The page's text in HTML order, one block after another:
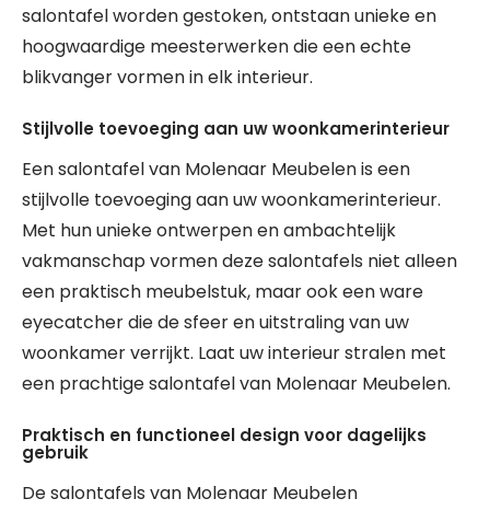
salontafel worden gestoken, ontstaan unieke en
hoogwaardige meesterwerken die een echte
blikvanger vormen in elk interieur.
Stijlvolle toevoeging aan uw woonkamerinterieur
Een salontafel van Molenaar Meubelen is een
stijlvolle toevoeging aan uw woonkamerinterieur.
Met hun unieke ontwerpen en ambachtelijk
vakmanschap vormen deze salontafels niet alleen
een praktisch meubelstuk, maar ook een ware
eyecatcher die de sfeer en uitstraling van uw
woonkamer verrijkt. Laat uw interieur stralen met
een prachtige salontafel van Molenaar Meubelen.
Praktisch en functioneel design voor dagelijks
gebruik
De salontafels van Molenaar Meubelen